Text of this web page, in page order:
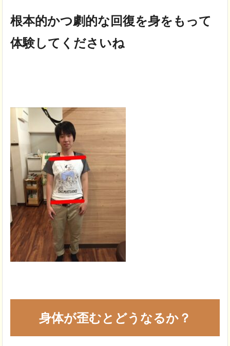
根本的かつ劇的な回復を身をもって
体験してくださいね
身体が歪むとどうなるか？